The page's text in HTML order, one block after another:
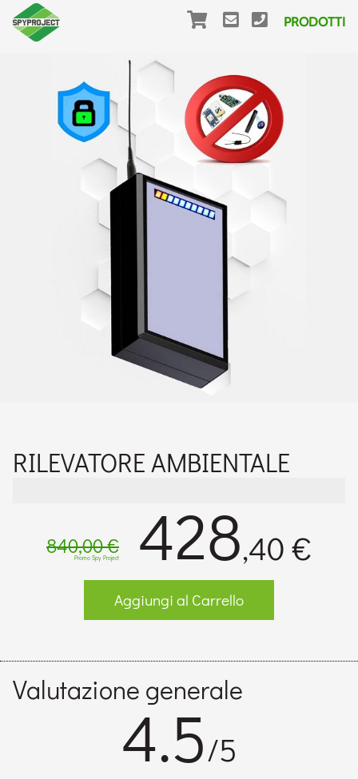
PRODOTTI
RILEVATORE AMBIENTALE
840,00 €
Promo Spy Project 428,40 €
Aggiungi al Carrello
Valutazione generale
4.5/5